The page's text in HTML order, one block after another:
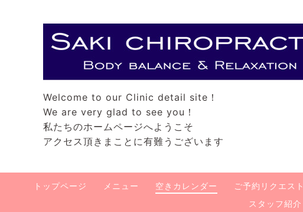
Welcome to our Clinic detail site！
We are very glad to see you！
私たちのホームページへようこそ
アクセス頂きまことに有難うございます
トップページ メニュー 空きカレンダー ご予約リクエスト
スタッフ紹介